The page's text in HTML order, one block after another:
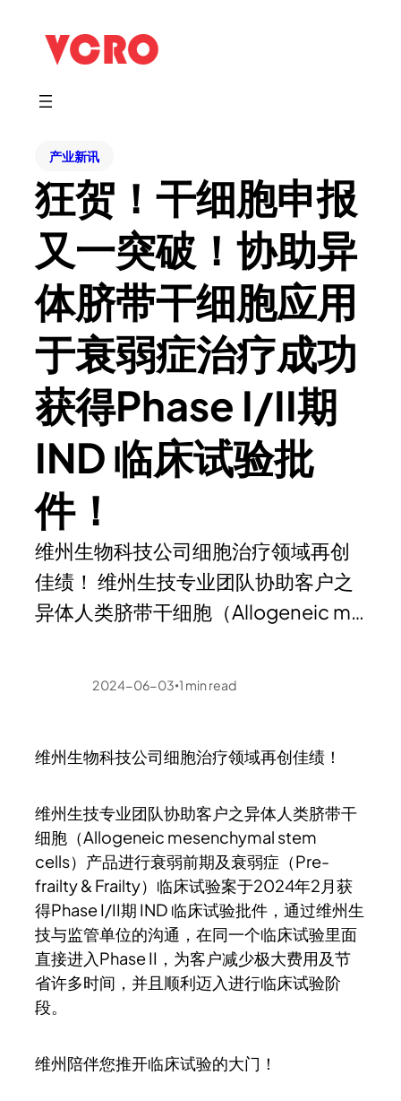
产业新讯
狂贺！干细胞申报
又一突破！协助异
体脐带干细胞应用
于衰弱症治疗成功
获得Phase I/II期
IND 临床试验批
件！
维州生物科技公司细胞治疗领域再创
佳绩！ 维州生技专业团队协助客户之
异体人类脐带干细胞（Allogeneic m…
2024-06-03 •1 min read
维州生物科技公司细胞治疗领域再创佳绩！
维州生技专业团队协助客户之异体人类脐带干
细胞（Allogeneic mesenchymal stem
cells）产品进行衰弱前期及衰弱症（Pre-
frailty & Frailty）临床试验案于2024年2月获
得Phase I/II期 IND 临床试验批件，通过维州生
技与监管单位的沟通，在同一个临床试验里面
直接进入Phase II，为客户减少极大费用及节
省许多时间，并且顺利迈入进行临床试验阶
段。
维州陪伴您推开临床试验的大门！